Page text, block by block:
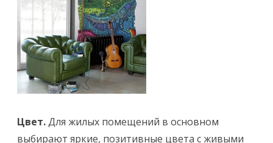
Цвет.Для жилых помещений в основном
выбирают яркие, позитивные цвета с живыми